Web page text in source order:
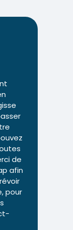
de
afin
pour